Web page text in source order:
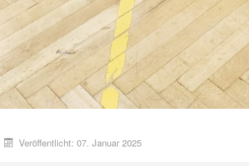
Veröffentlicht: 07. Januar 2025